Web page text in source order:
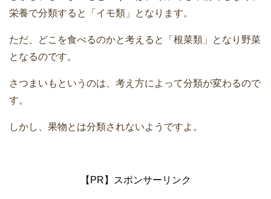
栄養で分類すると「イモ類」となります。
ただ、どこを食べるのかと考えると「根菜類」となり野菜
となるのです。
さつまいもというのは、考え方によって分類が変わるので
す。
しかし、果物とは分類されないようですよ。
【PR】スポンサーリンク